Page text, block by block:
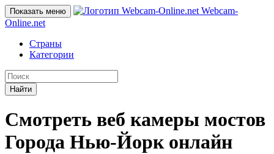
Показать меню
Webcam-
Online.net
Страны
Категории
Найти
Смотреть веб камеры мостов
Города Нью-Йорк онлайн